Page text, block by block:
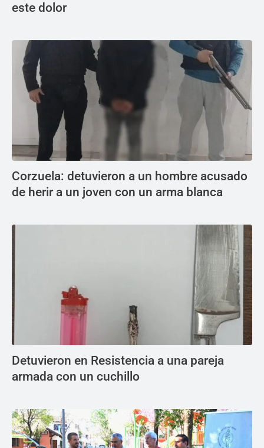
este dolor
Corzuela: detuvieron a un hombre acusado
de herir a un joven con un arma blanca
Detuvieron en Resistencia a una pareja
armada con un cuchillo